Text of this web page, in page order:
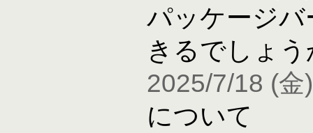
パッケージ
きるでしょう
2025/7/18 (金
について